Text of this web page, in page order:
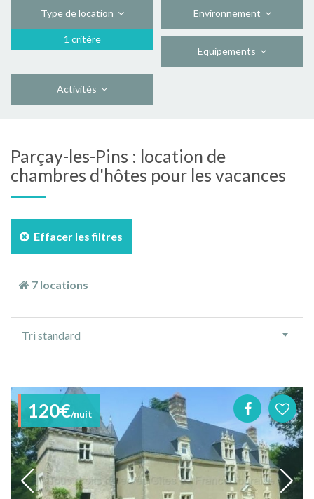
Type de location
1 critère
Environnement
Equipements
Activités
Parçay-les-Pins : location de
chambres d'hôtes pour les vacances
Effacer les filtres
7 locations
tri
Tri standard
120€/nuit